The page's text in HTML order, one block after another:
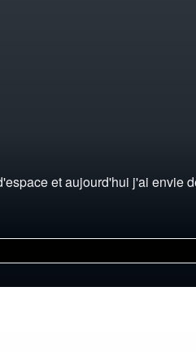
et aujourd'hui j'ai envie